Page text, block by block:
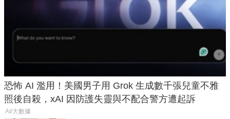
恐怖 AI 濫用！美國男子用 Grok 生成數千張兒童不雅
照後自殺，xAI 因防護失靈與不配合警方遭起訴
AI/大數據